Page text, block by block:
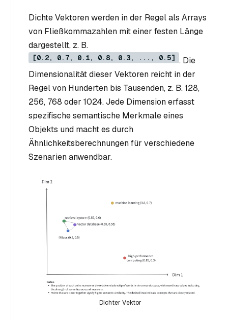
Dichte Vektoren werden in der Regel als Arrays
von Fließkommazahlen mit einer festen Länge
dargestellt, z. B.
[0.2, 0.7, 0.1, 0.8, 0.3, ..., 0.5] . Die
Dimensionalität dieser Vektoren reicht in der
Regel von Hunderten bis Tausenden, z. B. 128,
256, 768 oder 1024. Jede Dimension erfasst
spezifische semantische Merkmale eines
Objekts und macht es durch
Ähnlichkeitsberechnungen für verschiedene
Szenarien anwendbar.
Dichter Vektor